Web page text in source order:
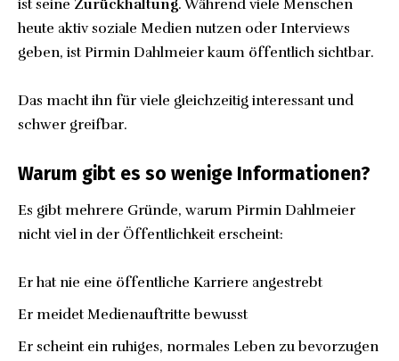
ist seine Zurückhaltung. Während viele Menschen
heute aktiv soziale Medien nutzen oder Interviews
geben, ist Pirmin Dahlmeier kaum öffentlich sichtbar.
Das macht ihn für viele gleichzeitig interessant und
schwer greifbar.
Warum gibt es so wenige Informationen?
Es gibt mehrere Gründe, warum Pirmin Dahlmeier
nicht viel in der Öffentlichkeit erscheint:
Er hat nie eine öffentliche Karriere angestrebt
Er meidet Medienauftritte bewusst
Er scheint ein ruhiges, normales Leben zu bevorzugen